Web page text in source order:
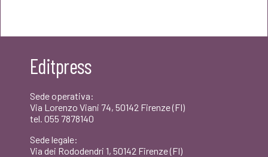
€20,00.
Editpress
Sede operativa:
Via Lorenzo Viani 74, 50142 Firenze (FI)
tel. 055 7878140
Sede legale:
Via dei Rododendri 1, 50142 Firenze (FI)